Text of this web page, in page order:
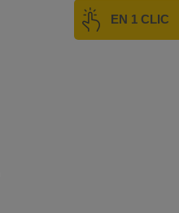
EN 1 CLIC